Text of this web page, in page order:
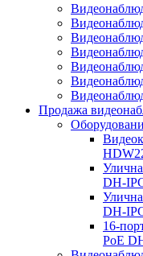
Продажа
DH-
DH-
16-
РоЕ